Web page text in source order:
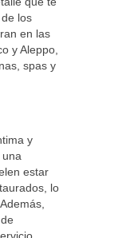
los
en las
y Aleppo,
spas y
y
estar
lo